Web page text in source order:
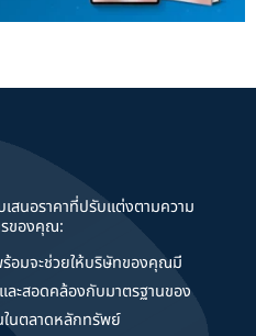
เสนอราคาที่ปรับแต่งตามความ
ของคุณ:
อมจะช่วยให้บริษัทของคุณมี
ะสอดคล้องกับมาตรฐานของ
นตลาดหลักทรัพย์